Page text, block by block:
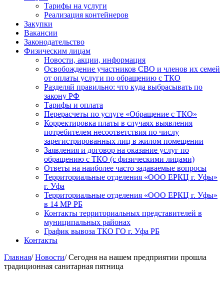
Тарифы на услуги
Реализация контейнеров
Закупки
Вакансии
Законодательство
Физическим лицам
Новости, акции, информация
Освобождение участников СВО и членов их семей
от оплаты услуги по обращению с ТКО
Разделяй правильно: что куда выбрасывать по
закону РФ
Тарифы и оплата
Перерасчеты по услуге «Обращение с ТКО»
Корректировка платы в случаях выявления
потребителем несоответствия по числу
зарегистрированных лиц в жилом помещении
Заявления и договор на оказание услуг по
обращению с ТКО (с физическими лицами)
Ответы на наиболее часто задаваемые вопросы
Территориальные отделения «ООО ЕРКЦ г. Уфы»
г. Уфа
Территориальные отделения «ООО ЕРКЦ г. Уфы»
в 14 МР РБ
Контакты территориальных представителей в
муниципальных районах
График вывоза ТКО ГО г. Уфа РБ
Контакты
Главная/ Новости/ Сегодня на нашем предприятии прошла
традиционная санитарная пятница